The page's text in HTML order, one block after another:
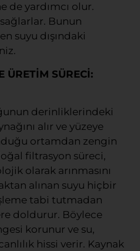
de yardımcı olur.
Bunun
suyu dışındaki
ÜRETİM SÜRECİ:
derinliklerindeki
alır ve yüzeye
ortamdan zengin
filtrasyon süreci,
olarak arınmasını
alınan suyu hiçbir
tabi tutmadan
doldurur. Böylece
korunur ve su,
hissi verir. Kaynak